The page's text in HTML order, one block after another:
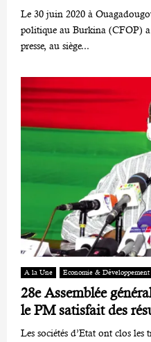
Le 30 juin 2020 à
politique au Burkina (CFOP)
presse, au siège...
A la Une Economie & Développement
28e Assemblée
le PM satisfait des
Les sociétés d’Etat ont clos les